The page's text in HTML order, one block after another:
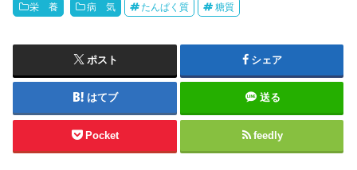
栄 養 病 気 たんぱく質 糖質
ポスト シェア
はてブ 送る
Pocket feedly